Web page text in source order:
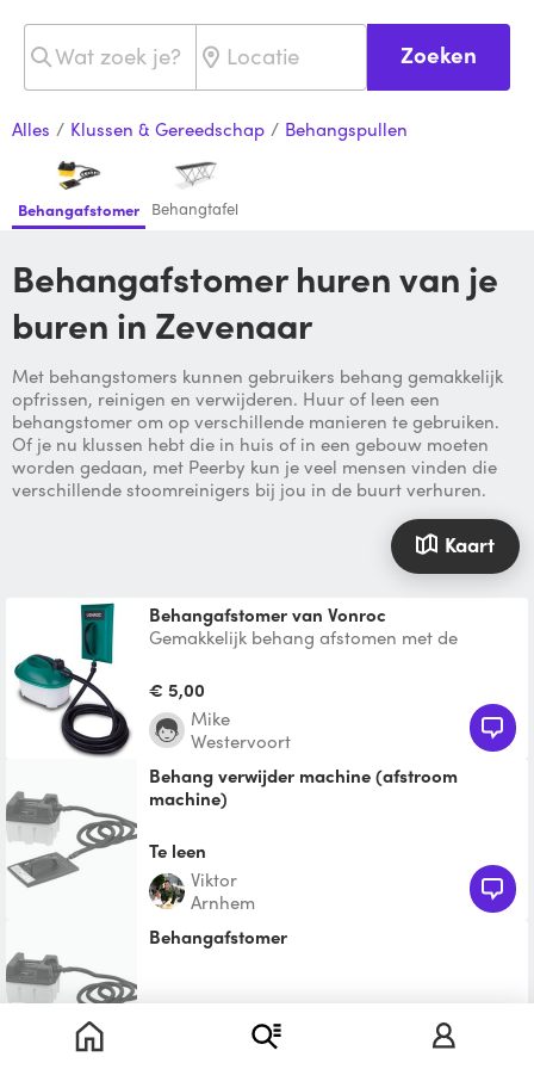
Zoeken
Alles / Klussen & Gereedschap / Behangspullen
Behangafstomer Behangtafel
Behangafstomer huren van je
buren in Zevenaar
Met behangstomers kunnen gebruikers behang gemakkelijk
opfrissen, reinigen en verwijderen. Huur of leen een
behangstomer om op verschillende manieren te gebruiken.
Of je nu klussen hebt die in huis of in een gebouw moeten
worden gedaan, met Peerby kun je veel mensen vinden die
verschillende stoomreinigers bij jou in de buurt verhuren.
Kaart
Behangafstomer van Vonroc
Gemakkelijk behang afstomen met de
elektriciteit, geen andere middel
€ 5,00
Mike
Westervoort
Behang verwijder machine (afstroom
machine)
het kan
Te leen
Viktor
Arnhem
Behangafstomer